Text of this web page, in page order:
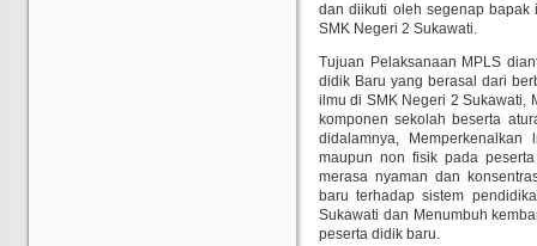
dan diikuti oleh segenap bapak
SMK Negeri 2 Sukawati.
Tujuan Pelaksanaan MPLS
didik Baru yang berasal dari
ilmu di SMK Negeri 2 Sukawati,
komponen sekolah beserta
didalamnya,
maupun non fisik pada
merasa nyaman dan
baru terhadap sistem
Sukawati dan Menumbuh
peserta didik baru.